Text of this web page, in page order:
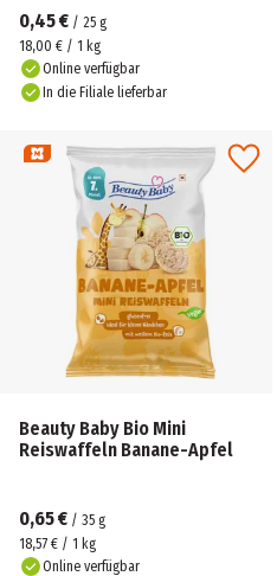
0,45 € / 25 g
18,00 € / 1 kg
Online verfügbar
In die Filiale lieferbar
Beauty Baby Bio Mini
Reiswaffeln Banane-Apfel
0,65 € / 35 g
18,57 € / 1 kg
Online verfügbar